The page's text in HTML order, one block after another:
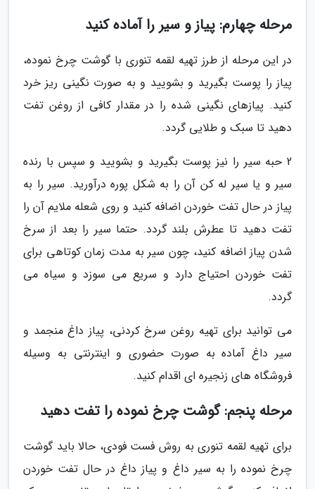
مرحله چهارم: پیاز و سیر را آماده کنید
در این مرحله از طرز تهیه لقمه تنوری با گوشت چرخ نموده،
پیاز را پوست بگیرید و بشویید و به صورت نگینی ریز خرد
کنید. پیازهای نگینی شده را در مقدار کافی از روغن تفت
دهید تا سبک و طلایی گردد.
2 حبه سیر را نیز پوست بگیرید و بشویید و سپس با رنده
سیر و یا سیر له کن آن را به شکل پوره درآورید. سیر را به
پیاز در حال تفت خوردن اضافه کنید و روی شعله ملایم آن را
تفت دهید تا عطرش بلند گردد. حتما سیر را بعد از سرخ
شدن پیاز اضافه کنید، چون سیر به مدت زمان کوتاهی برای
تفت خوردن احتیاج دارد و سریع می سوزد و سیاه می
گردد.
می توانید برای تهیه روغن سرخ کردنی، پیاز داغ منجمد و
سیر داغ آماده به صورت حضوری و اینترنتی به وسیله
فروشگاه های زنجیره ای اقدام کنید.
مرحله پنجم: گوشت چرخ نموده را تفت دهید
برای تهیه لقمه تنوری به روش فست فودی، حالا باید گوشت
چرخ نموده را به سیر داغ و پیاز داغ در حال تفت خوردن